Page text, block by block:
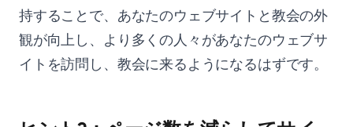
持することで、あなたのウェブサイトと教会の外
観が向上し、より多くの人々があなたのウェブサ
イトを訪問し、教会に来るようになるはずです。